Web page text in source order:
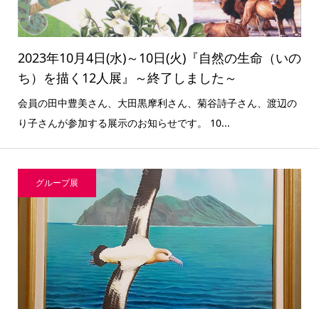
2023年10月4日(水)～10日(火)『自然の生命（いの
ち）を描く12人展』～終了しました～
会員の田中豊美さん、大田黒摩利さん、菊谷詩子さん、渡辺の
り子さんが参加する展示のお知らせです。 10...
グループ展